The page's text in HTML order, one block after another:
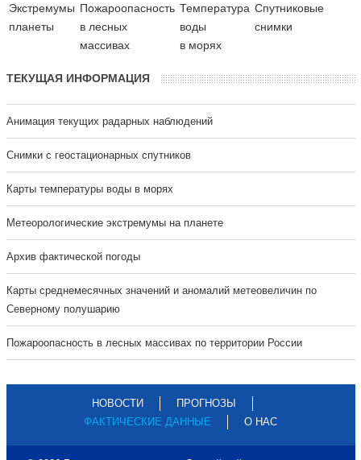
Экстремумы
планеты
Пожароопасность
в лесных
массивах
Температура
воды
в морях
Cпутниковые
снимки
ТЕКУЩАЯ ИНФОРМАЦИЯ
Анимация текущих радарных наблюдений
Cнимки с геостационарных спутников
Карты температуры воды в морях
Метеорологические экстремумы на планете
Архив фактической погоды
Карты среднемесячных значений и аномалий метеовеличин по
Северному полушарию
Пожароопасность в лесных массивах по территории России
НОВОСТИ
ПРОГНОЗЫ
ФАКТИЧЕСКИЕ ДАННЫЕ
О НАС